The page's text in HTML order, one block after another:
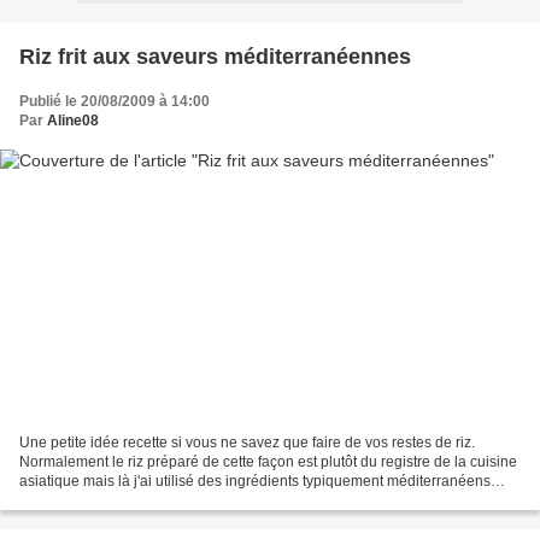
Riz frit aux saveurs méditerranéennes
Publié le 20/08/2009 à 14:00
Par Aline08
Une petite idée recette si vous ne savez que faire de vos restes de riz.
Normalement le riz préparé de cette façon est plutôt du registre de la cuisine
asiatique mais là j'ai utilisé des ingrédients typiquement méditerranéens